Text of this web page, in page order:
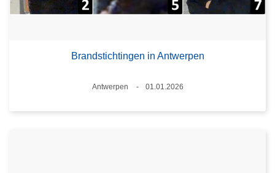
Brandstichtingen in Antwerpen
Plaats
Antwerpen
01.01.2026